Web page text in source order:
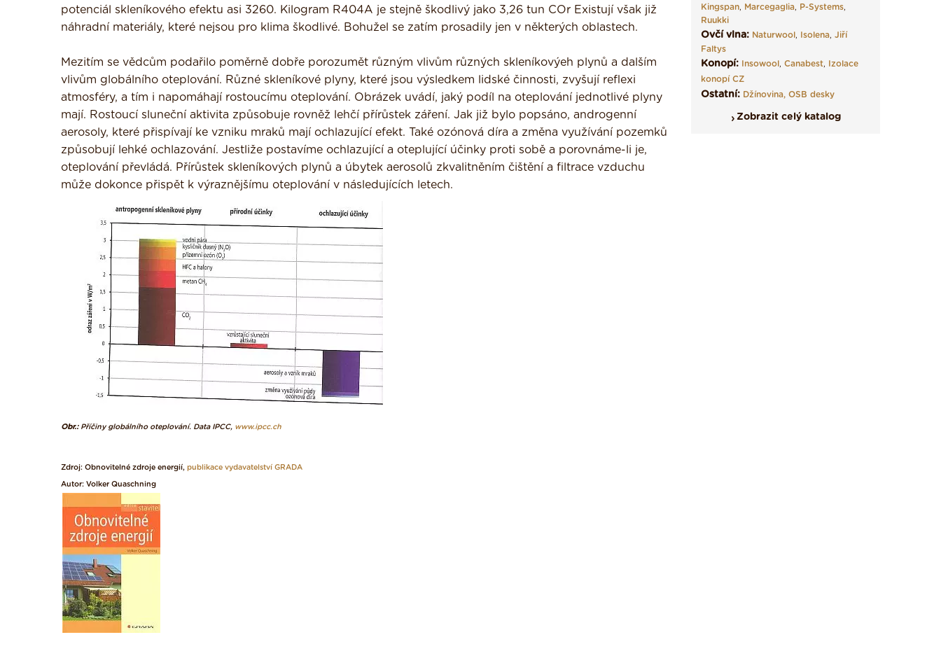
potenciál skleníkového efektu asi 3260. Kilogram R404A je stejně škodlivý jako 3,26 tun COr Existují však již
náhradní materiály, které nejsou pro klima škodlivé. Bohužel se zatím prosadily jen v některých oblastech.
Mezitím se vědcům podařilo poměrně dobře porozumět různým vlivům různých skleníkovýeh plynů a dalším
vlivům globálního oteplování. Různé skleníkové plyny, které jsou výsledkem lidské činnosti, zvyšují reflexi
atmosféry, a tím i napomáhají rostoucímu oteplování. Obrázek uvádí, jaký podíl na oteplování jednotlivé plyny
mají. Rostoucí sluneční aktivita způ­sobuje rovněž lehčí přírůstek záření. Jak již bylo popsáno, androgenní
aerosoly, které přispívají ke vzniku mraků mají ochlazující efekt. Také ozónová díra a změna využívání pozemků
způsobují lehké ochlazování. Jestliže postavíme ochlazující a oteplující účinky proti sobě a porovnáme-li je,
oteplování převládá. Přírůstek skleníkových plynů a úbytek aerosolů zkvalitněním čištění a filtrace vzduchu
může dokonce přispět k výraznějšímu oteplování v následujících letech.
Obr.:Příčiny globálního oteplování. Data IPCC, www.ipcc.ch
Zdroj: Obnovitelné zdroje energií, publikace vydavatelství GRADA
Autor: Volker Quaschning
Kingspan, Marcegaglia, P-Systems,
Ruukki
Ovčí vlna: Naturwool, Isolena, Jiří
Faltys
Konopí: Insowool, Canabest, Izolace
konopí CZ
Ostatní: Džínovina, OSB desky
Zobrazit celý katalog